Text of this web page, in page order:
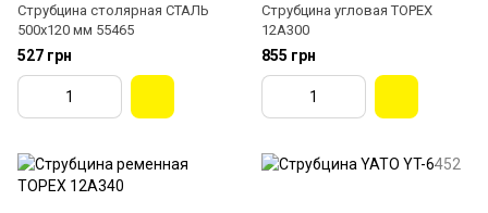
Струбцина столярная СТАЛЬ
500x120 мм 55465
527 грн
Струбцина угловая TOPEX
12A300
855 грн